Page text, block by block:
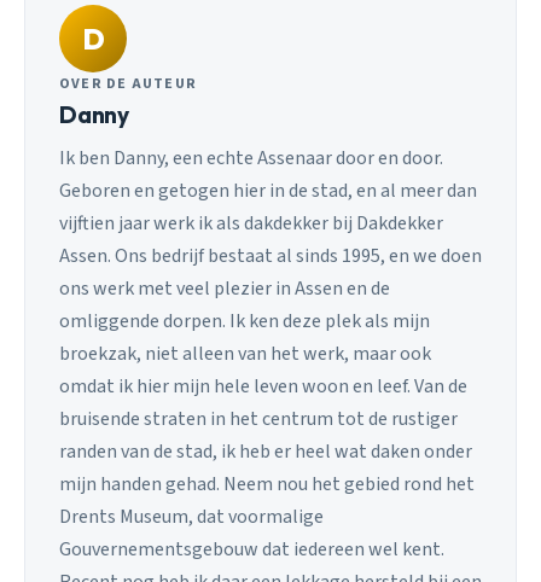
D
OVER DE AUTEUR
Danny
Ik ben Danny, een echte Assenaar door en door.
Geboren en getogen hier in de stad, en al meer dan
vijftien jaar werk ik als dakdekker bij Dakdekker
Assen. Ons bedrijf bestaat al sinds 1995, en we doen
ons werk met veel plezier in Assen en de
omliggende dorpen. Ik ken deze plek als mijn
broekzak, niet alleen van het werk, maar ook
omdat ik hier mijn hele leven woon en leef. Van de
bruisende straten in het centrum tot de rustiger
randen van de stad, ik heb er heel wat daken onder
mijn handen gehad. Neem nou het gebied rond het
Drents Museum, dat voormalige
Gouvernementsgebouw dat iedereen wel kent.